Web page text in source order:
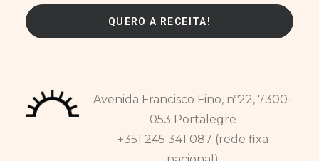
Avenida Francisco Fino, nº22, 7300-
053 Portalegre
+351 245 341 087 (rede fixa